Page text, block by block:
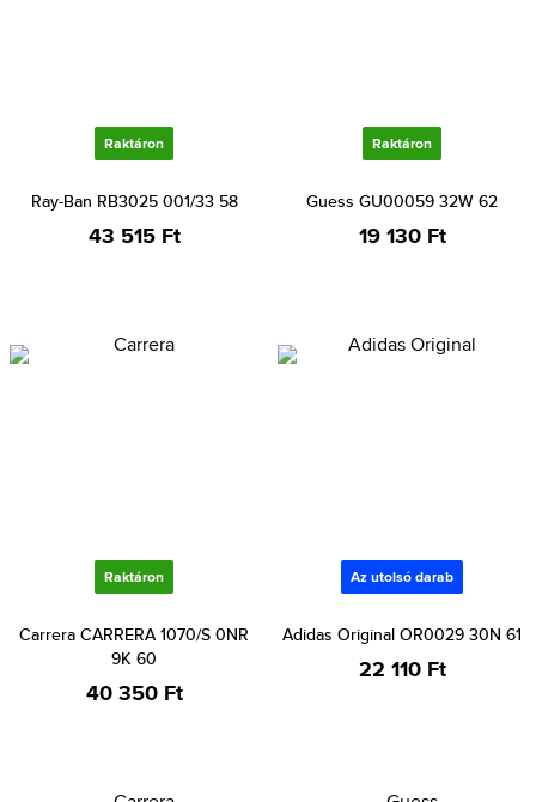
Raktáron
Ray-Ban RB3025 001/33 58
43 515 Ft
Raktáron
Guess GU00059 32W 62
19 130 Ft
Raktáron
Carrera CARRERA 1070/S 0NR
9K 60
40 350 Ft
Az utolsó darab
Adidas Original OR0029 30N 61
22 110 Ft